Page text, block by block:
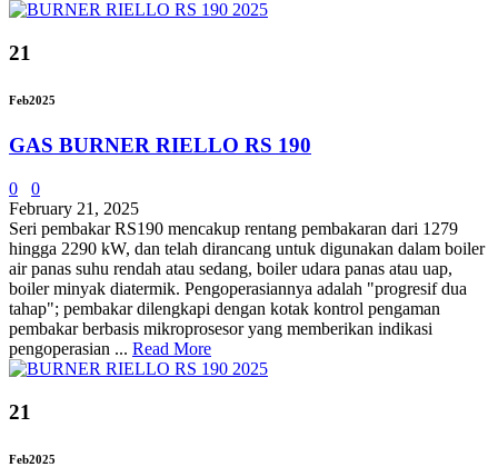
21
Feb2025
GAS BURNER RIELLO RS 190
0
0
February 21, 2025
Seri pembakar RS190 mencakup rentang pembakaran dari 1279
hingga 2290 kW, dan telah dirancang untuk digunakan dalam boiler
air panas suhu rendah atau sedang, boiler udara panas atau uap,
boiler minyak diatermik. Pengoperasiannya adalah "progresif dua
tahap"; pembakar dilengkapi dengan kotak kontrol pengaman
pembakar berbasis mikroprosesor yang memberikan indikasi
pengoperasian ... Read More
21
Feb2025